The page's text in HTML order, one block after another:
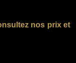
nos prix et